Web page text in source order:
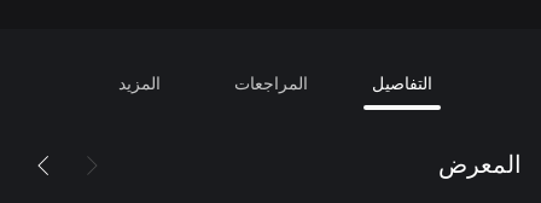
التفاصيل المراجعات المزيد
المعرض